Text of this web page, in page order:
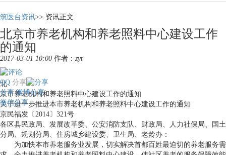
筑医台资讯>> 资讯正文
北京市养老机构和养老照料中心建设工作
的通知
2017-03-01 10:00 作者： zyt
分享
QQ
分享 微博分享
微信分享
北
京市养老机构和养老照料中心建设工作的通知
关于进一步推进本市养老机构和养老照料中心建设工作的通知
京民福发〔2014〕321号
各区县民政局、发展改革委、公安消防支队、财政局、人力社保局、国土
分局、规划分局、住房城乡建设委、卫生局、老龄办：
为加快本市养老服务业发展，切实解决首都百姓最迫切的养老服务需